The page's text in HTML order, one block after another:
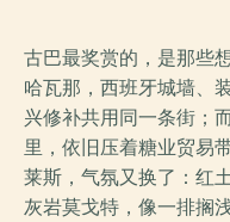
古巴最奖赏的，是那些
哈瓦那，西班牙城墙、
兴修补共用同一条街；
里，依旧压着糖业贸易
莱斯，气氛又换了：红
灰岩莫戈特，像一排搁